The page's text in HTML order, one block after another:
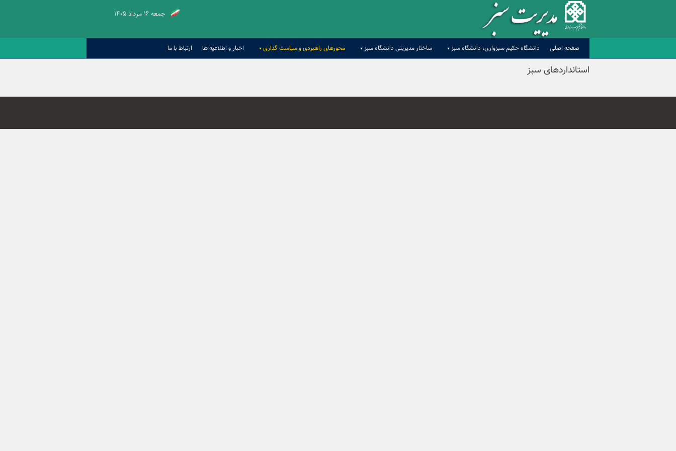
جمعه ۱۶ مرداد ۱۴۰۵
صفحه اصلی دانشگاه حکیم سبزواری، دانشگاه سبز ساختار مدیریتی دانشگاه سبز محورهای راهبردی و سیاست گذاری اخبار و اطلاعیه ها ارتباط با ما
استانداردهای سبز